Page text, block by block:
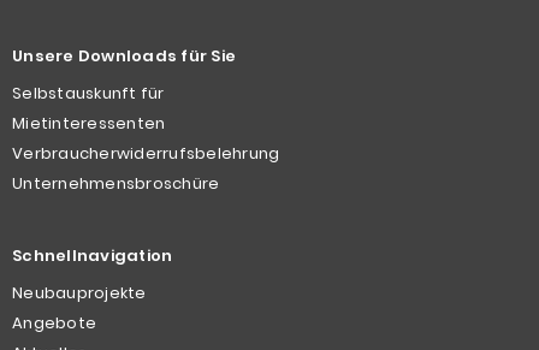
Unsere Downloads für Sie
Selbstauskunft für
Mietinteressenten
Verbraucherwiderrufsbelehrung
Unternehmensbroschüre
Schnellnavigation
Neubauprojekte
Angebote